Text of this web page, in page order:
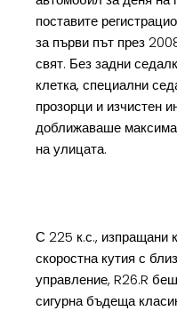
поставите
за първи път през
свят. Без задни
клетка, специални
прозорци и изчистен
доближаваше
на улицата.
С 225 к.с., изпращани
скоростна кутия с
управление, R26.R
сигурна бъдеща